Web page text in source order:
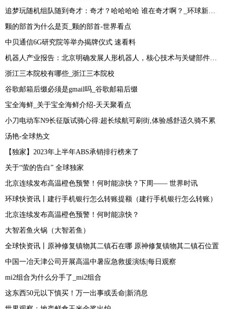
追梦玩随机组队随到奇才：奇才？哈哈哈哈 谁在奇才啊？_环球新消息
颗的部首为什么是页_颗的部首-世界看点
中贝通信6G研究院等举办揭牌仪式 速看料
机器人产业报告：北京明确发展人形机器人，核心技术与关键部件供应商备受关注 报道
浙江三本院校有哪些_浙江三本院校
谷歌邮箱后缀必须是gmail吗_谷歌邮箱后缀
宝全海鲜_关于宝全海鲜介绍-天天聚看点
小刀电动车N9长征版试骑心得:超长续航可刷街,体验感舒适久骑不累
汤艳-全球热文
【独家】2023年上半年ABS承销排行榜来了
关于“萤的告白” 全球独家
北京连续发布高温橙色预警！何时能凉快？下周—— 世界时讯
环球快资讯丨建行手机银行怎么转账提额（建行手机银行怎么转账）
北京连续发布高温橙色预警！何时能凉快？
大智若鱼火锅（大智若鱼）
全球快资讯丨原神修复镇物其二镇石在哪 原神修复镇物其二镇石位置
中国一冶天津公司开展高温中暑应急救援演练|每日观察
mi2组合为什么分手了_mi2组合
这东西50元以下慎买！万一出事或丢命|新消息